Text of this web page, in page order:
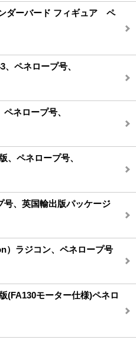
ダーバード フィギュア ペ
ペネロープ号、
ネロープ号、
、ペネロープ号、
号、英国輸出版パッケージ
）ラジコン、ペネロープ号
(FA130モーター仕様)ペネロ